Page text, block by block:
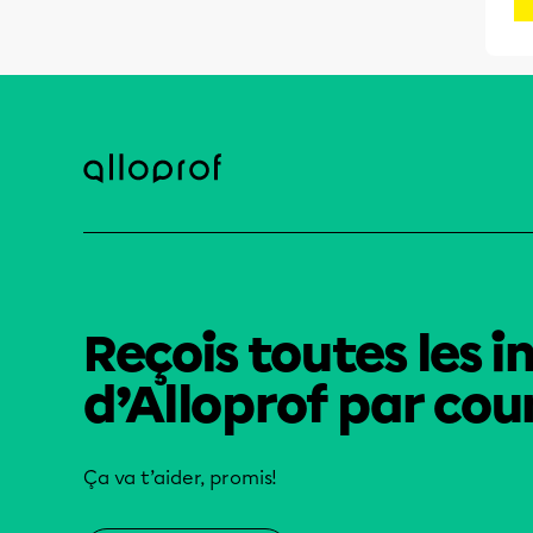
Reçois toutes les
d’Alloprof par
Ça va t’aider, promis!